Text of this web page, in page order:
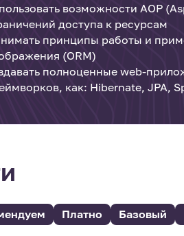
возможности AOP
доступа к ресурсам
принципы работы и
(ORM)
полноценные web-
как: Hibernate, JPA,
Платно Базовый